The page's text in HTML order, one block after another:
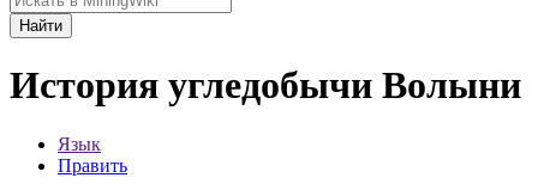
Найти
История угледобычи Волыни
Язык
Править